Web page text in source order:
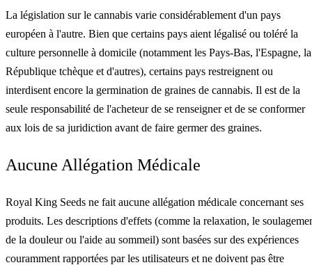
La législation sur le cannabis varie considérablement d'un pays
européen à l'autre. Bien que certains pays aient légalisé ou toléré la
culture personnelle à domicile (notamment les Pays-Bas, l'Espagne, la
République tchèque et d'autres), certains pays restreignent ou
interdisent encore la germination de graines de cannabis. Il est de la
seule responsabilité de l'acheteur de se renseigner et de se conformer
aux lois de sa juridiction avant de faire germer des graines.
Aucune Allégation Médicale
Royal King Seeds ne fait aucune allégation médicale concernant ses
produits. Les descriptions d'effets (comme la relaxation, le
de la douleur ou l'aide au sommeil) sont basées sur des expériences
couramment rapportées par les utilisateurs et ne doivent pas être